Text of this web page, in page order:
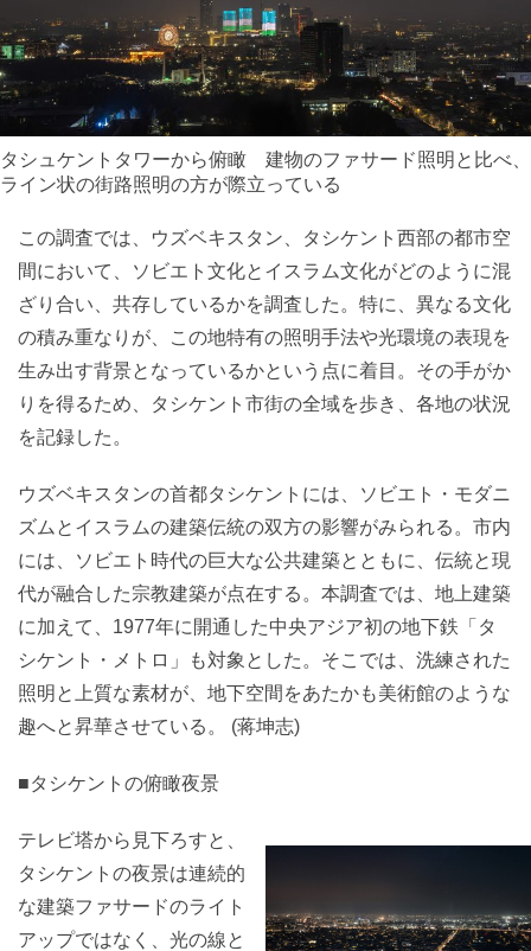
タシュケントタワーから俯瞰 建物のファサード照明と比べ、
ライン状の街路照明の方が際立っている
この調査では、ウズベキスタン、タシケント西部の都市空
間において、ソビエト文化とイスラム文化がどのように混
ざり合い、共存しているかを調査した。特に、異なる文化
の積み重なりが、この地特有の照明手法や光環境の表現を
生み出す背景となっているかという点に着目。その手がか
りを得るため、タシケント市街の全域を歩き、各地の状況
を記録した。
ウズベキスタンの首都タシケントには、ソビエト・モダニ
ズムとイスラムの建築伝統の双方の影響がみられる。市内
には、ソビエト時代の巨大な公共建築とともに、伝統と現
代が融合した宗教建築が点在する。本調査では、地上建築
に加えて、1977年に開通した中央アジア初の地下鉄「タ
シケント・メトロ」も対象とした。そこでは、洗練された
照明と上質な素材が、地下空間をあたかも美術館のような
趣へと昇華させている。 (蒋坤志)
■タシケントの俯瞰夜景
テレビ塔から見下ろすと、
タシケントの夜景は連続的
な建築ファサードのライト
アップではなく、光の線と